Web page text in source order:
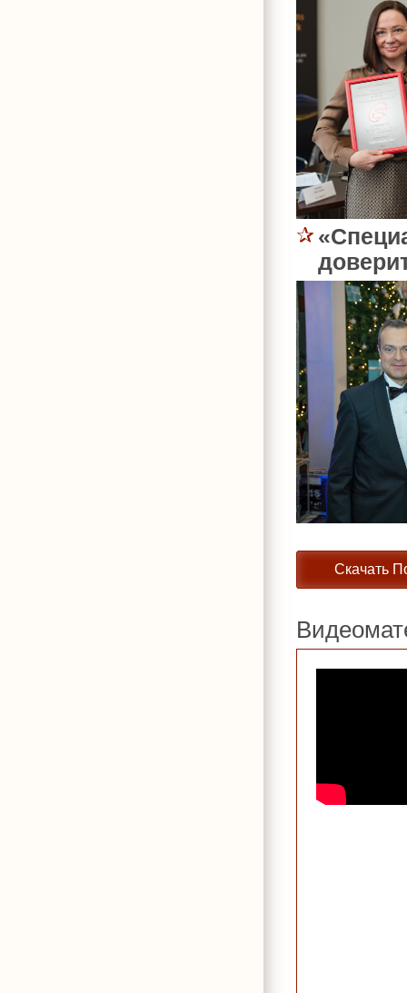
Скачать